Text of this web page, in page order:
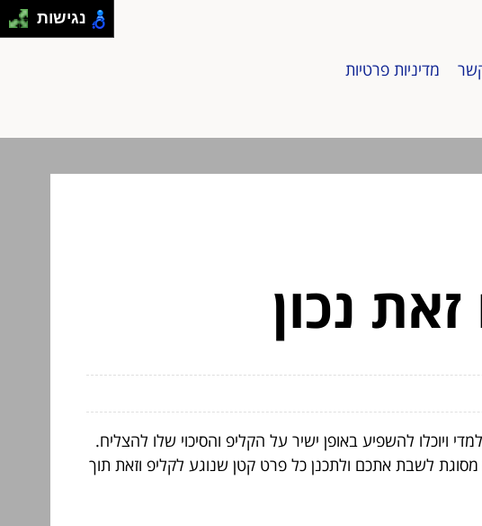
מדיניות פרטיות
נכון
ויוכלו להשפיע באופן ישיר על הקליפ והסיכוי שלו להצליח.
לשבת אתכם ולתכנן כל פרט קטן שנוגע לקליפ וזאת תוך
נגישות